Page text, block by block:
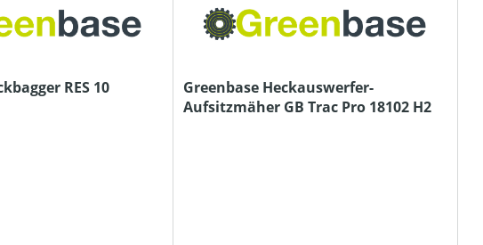
RES 10
Greenbase Heckauswerfer-
Aufsitzmäher GB Trac Pro 18102 H2